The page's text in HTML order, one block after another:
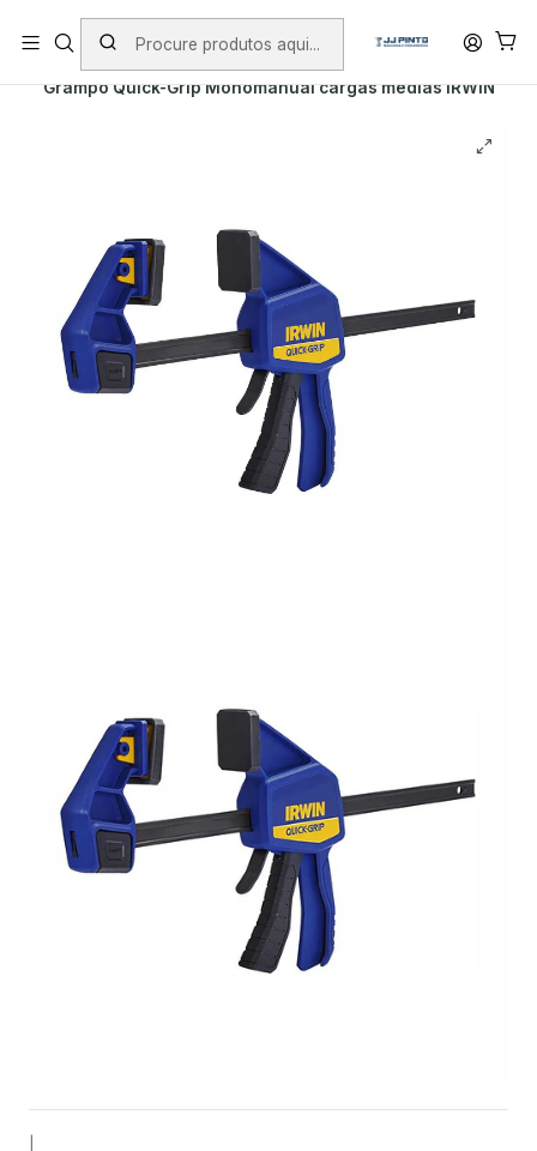
PORTES INCLUÍDOS EM ENCOMENDAS +75€ (excepto ilhas)
Início PRODUTOS
FERRAMENTA MANUAL
Grampo Quick-Grip Monomanual cargas médias IRWIN